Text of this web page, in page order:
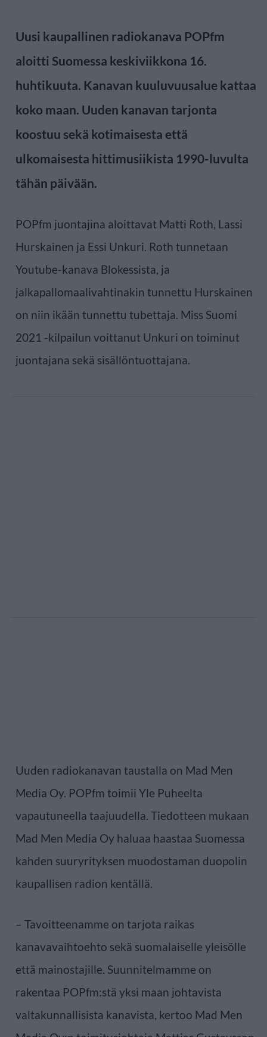
Uusi kaupallinen radiokanava POPfm
aloitti Suomessa keskiviikkona 16.
huhtikuuta. Kanavan kuuluvuusalue kattaa
koko maan. Uuden kanavan tarjonta
koostuu sekä kotimaisesta että
ulkomaisesta hittimusiikista 1990-luvulta
tähän päivään.
POPfm juontajina aloittavat Matti Roth, Lassi
Hurskainen ja Essi Unkuri. Roth tunnetaan
Youtube-kanava Blokessista, ja
jalkapallomaalivahtinakin tunnettu Hurskainen
on niin ikään tunnettu tubettaja. Miss Suomi
2021 -kilpailun voittanut Unkuri on toiminut
juontajana sekä sisällöntuottajana.
Uuden radiokanavan taustalla on Mad Men
Media Oy. POPfm toimii Yle Puheelta
vapautuneella taajuudella. Tiedotteen mukaan
Mad Men Media Oy haluaa haastaa Suomessa
kahden suuryrityksen muodostaman duopolin
kaupallisen radion kentällä.
– Tavoitteenamme on tarjota raikas
kanavavaihtoehto sekä suomalaiselle yleisölle
että mainostajille. Suunnitelmamme on
rakentaa POPfm:stä yksi maan johtavista
valtakunnallisista kanavista, kertoo Mad Men